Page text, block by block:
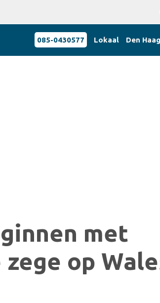
085-0430577 Lokaal Den
met
op